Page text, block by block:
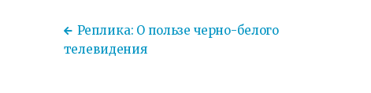
Реплика: О пользе черно-белого
телевидения